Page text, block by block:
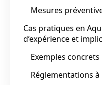
Mesures
Cas pratiques en
d’expérience et
Exemples concrets
Réglementations